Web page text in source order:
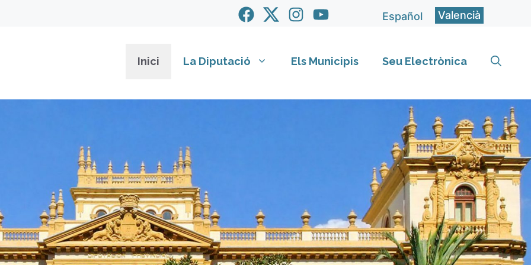
Español Valencià
Inici La Diputació Els Municipis Seu Electrònica